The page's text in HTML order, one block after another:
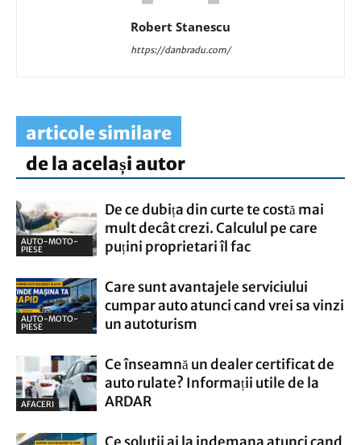
Robert Stanescu
https://danbradu.com/
articole similare
de la același autor
AUTO-MOTO-
PIESE
De ce dubița din curte te costă mai
mult decât crezi. Calculul pe care
puțini proprietari îl fac
AUTO-MOTO-
PIESE
Care sunt avantajele serviciului
cumpar auto atunci cand vrei sa vinzi
un autoturism
AFACERI
Ce înseamnă un dealer certificat de
auto rulate? Informații utile de la
ARDAR